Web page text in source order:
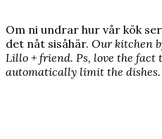
Om ni undrar hur vår kök
det nåt sisåhär. Our kitchen
Lillo + friend. Ps, love the
automatically limit the dishes.